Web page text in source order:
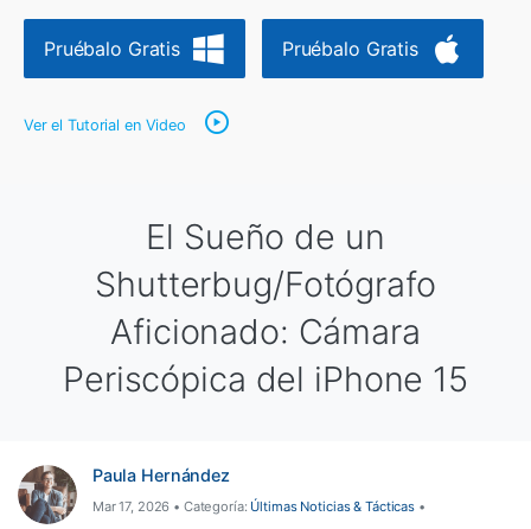
Pruébalo Gratis Pruébalo Gratis
Ver el Tutorial en Video
El Sueño de un
Shutterbug/Fotógrafo
Aficionado: Cámara
Periscópica del iPhone 15
Paula Hernández
Mar 17, 2026 • Categoría: Últimas Noticias & Tácticas •